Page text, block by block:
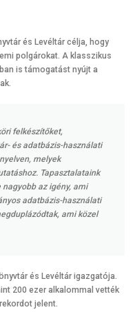
és Levéltár célja, hogy
polgárokat. A klasszikus
is támogatást nyújt a
felkészítőket,
és adatbázis-használati
melyek
Tapasztalataink
az igény, ami
adatbázis-használati
ami közel
és Levéltár igazgatója.
200 ezer alkalommal vették
jelent.